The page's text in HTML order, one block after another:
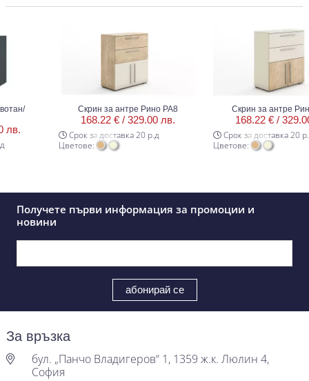
Скрин за антре Рино РА8
168.22 € /329.00 лв.
Срок за доставка 20 р.д
Цветове:
Скрин за антре Рино
168.22 € /329.00
Срок за доставка 20 р.д
Цветове:
Получете първи информация за промоции и
новини
За връзка
бул. „Панчо Владигеров“ 1, 1359 ж.к. Люлин 4,
София